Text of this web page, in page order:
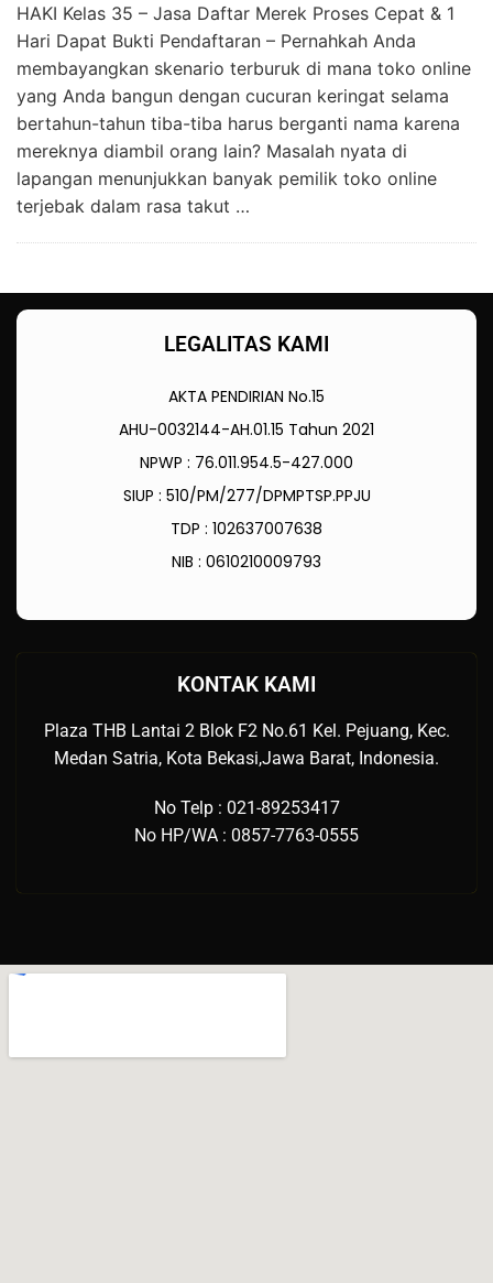
HAKI Kelas 35 – Jasa Daftar Merek Proses Cepat & 1
Hari Dapat Bukti Pendaftaran – Pernahkah Anda
membayangkan skenario terburuk di mana toko online
yang Anda bangun dengan cucuran keringat selama
bertahun-tahun tiba-tiba harus berganti nama karena
mereknya diambil orang lain? Masalah nyata di
lapangan menunjukkan banyak pemilik toko online
terjebak dalam rasa takut …
LEGALITAS KAMI
AKTA PENDIRIAN No.15
AHU-0032144-AH.01.15 Tahun 2021
NPWP : 76.011.954.5-427.000
SIUP : 510/PM/277/DPMPTSP.PPJU
TDP : 102637007638
NIB : 0610210009793
KONTAK KAMI
Plaza THB Lantai 2 Blok F2 No.61 Kel. Pejuang, Kec.
Medan Satria, Kota Bekasi,Jawa Barat, Indonesia.
No Telp : 021-89253417
No HP/WA : 0857-7763-0555